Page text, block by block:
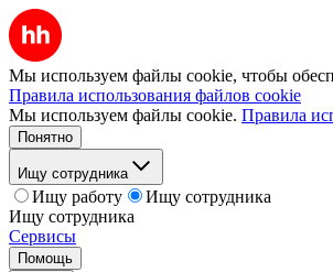
Мы используем файлы cookie, чтобы
Правила использования файлов cookie
Мы используем файлы cookie. Правила
Понятно
Ищу сотрудника
Ищу работу
Ищу сотрудника
Ищу сотрудника
Сервисы
Помощь